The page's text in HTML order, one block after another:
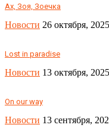
Ах, Зоя, Зоечка
Новости 26 октября, 2025
Lost in paradise
Новости 13 октября, 2025
On our way
Новости 13 сентября,